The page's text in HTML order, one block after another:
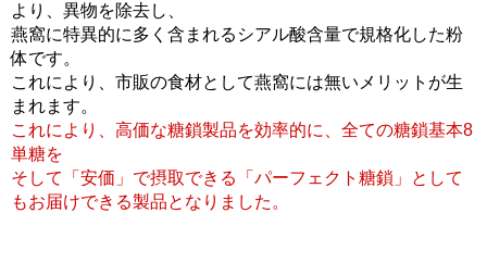
より、異物を除去し、
燕窩に特異的に多く含まれるシアル酸含量で規格化した粉
体です。
これにより、市販の食材として燕窩には無いメリットが生
まれます。
これにより、高価な糖鎖製品を効率的に、全ての糖鎖基本8
単糖を
そして「安価」で摂取できる「パーフェクト糖鎖」として
もお届けできる製品となりました。